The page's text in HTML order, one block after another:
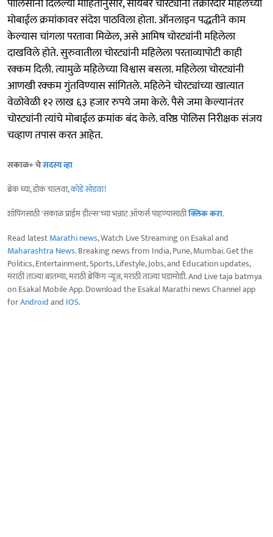
मोबाईल क्रमांकावर संदेश पाठविला होता. ऑनलाइन पद्धतीने काम
केल्यास चांगला परतावा मिळेल, असे आमिष चोरट्यांनी महिलेला
दाखविले होते. सुरुवातीला चोरट्यांनी महिलेला परताव्यापोटी काही
रक्कम दिली. त्यामुळे महिलेच्या विश्वास बसला. महिलेला चोरट्यांनी
आणखी रक्कम गुंतविण्यास सांगितले. महिलेने चोरट्यांच्या खात्यात
वेळोवेळी १२ लाख ६३ हजार रुपये जमा केले. पैसे जमा केल्यानंतर
चोरट्यांनी त्यांचे मोबाईल क्रमांक बंद केले. वरिष्ठ पोलिस निरीक्षक संजय
चव्हाण तपास करत आहेत.
सकाळ+ चेसदस्य व्हा
ब्रेक घ्या, डोकं चालवा,कोडे सोडवा!
शॉपिंगसाठी 'सकाळ प्राईम डील्स'च्या भन्नाट ऑफर्स पाहण्यासाठीक्लिक करा.
Read latestMarathi news, Watch Live Streaming on Esakal and
Maharashtra News. Breaking news from India, Pune, Mumbai. Get the
Politics, Entertainment, Sports, Lifestyle, Jobs, and Education updates,
मराठी ताज्या बातम्या, मराठी ब्रेकिंग न्यूज, मराठी ताज्या घडामोडी. And Live taja batmya
on Esakal Mobile App. Download the Esakal Marathi news Channel app
forAndroidand IOS.